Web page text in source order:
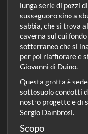
lunga serie di pozzi
susseguono sino a
sabbia, che si trova
caverna sul cui
sotterraneo che si
per poi riaffiorare e
Giovanni di Duino.
Questa grotta è
sottosuolo condotti
nostro progetto è di
Sergio Dambrosi.
Scopo